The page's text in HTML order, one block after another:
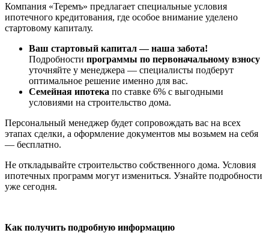
Компания «Теремъ» предлагает специальные условия
ипотечного кредитования, где особое внимание уделено
стартовому капиталу.
Ваш стартовый капитал — наша забота!
Подробности программы по первоначальному взносу
уточняйте у менеджера — специалисты подберут
оптимальное решение именно для вас.
Семейная ипотека по ставке 6% с выгодными
условиями на строительство дома.
Персональный менеджер будет сопровождать вас на всех
этапах сделки, а оформление документов мы возьмем на себя
— бесплатно.
Не откладывайте строительство собственного дома. Условия
ипотечных программ могут измениться. Узнайте подробности
уже сегодня.
Как получить подробную информацию